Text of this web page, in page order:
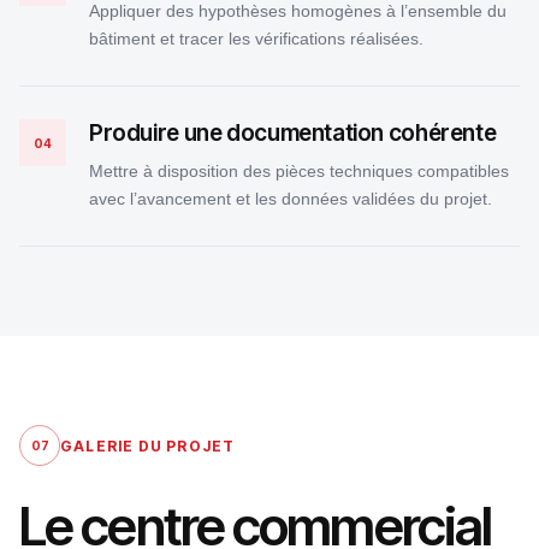
Appliquer des hypothèses homogènes à l’ensemble du
bâtiment et tracer les vérifications réalisées.
04 Produire une documentation cohérente
Mettre à disposition des pièces techniques compatibles
avec l’avancement et les données validées du projet.
07 GALERIE DU PROJET
Le centre commercial